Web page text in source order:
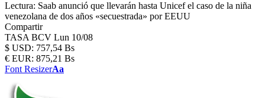
Lectura: Saab anunció que llevarán hasta Unicef el caso de la niña
venezolana de dos años «secuestrada» por EEUU
Compartir
TASA BCV Lun 10/08
$ USD: 757,54 Bs
€ EUR: 875,21 Bs
Font ResizerAa